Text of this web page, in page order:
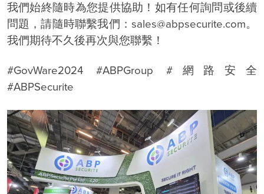
我們始終隨時為您提供協助！如有任何詢問或後續
問題，請隨時聯繫我們：sales@abpsecurite.com。
我們期待不久後再次與您聯繫！
#GovWare2024 #ABPGroup #網路安全
#ABPSecurite